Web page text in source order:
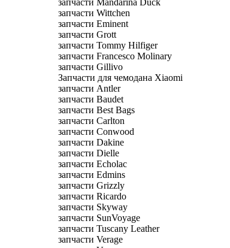
запчасти Mandarina Duck
запчасти Wittchen
запчасти Eminent
запчасти Grott
запчасти Tommy Hilfiger
запчасти Francesco Molinary
запчасти Gillivo
Запчасти для чемодана Xiaomi
запчасти Antler
запчасти Baudet
запчасти Best Bags
запчасти Carlton
запчасти Conwood
запчасти Dakine
запчасти Dielle
запчасти Echolac
запчасти Edmins
запчасти Grizzly
запчасти Ricardo
запчасти Skyway
запчасти SunVoyage
запчасти Tuscany Leather
запчасти Verage